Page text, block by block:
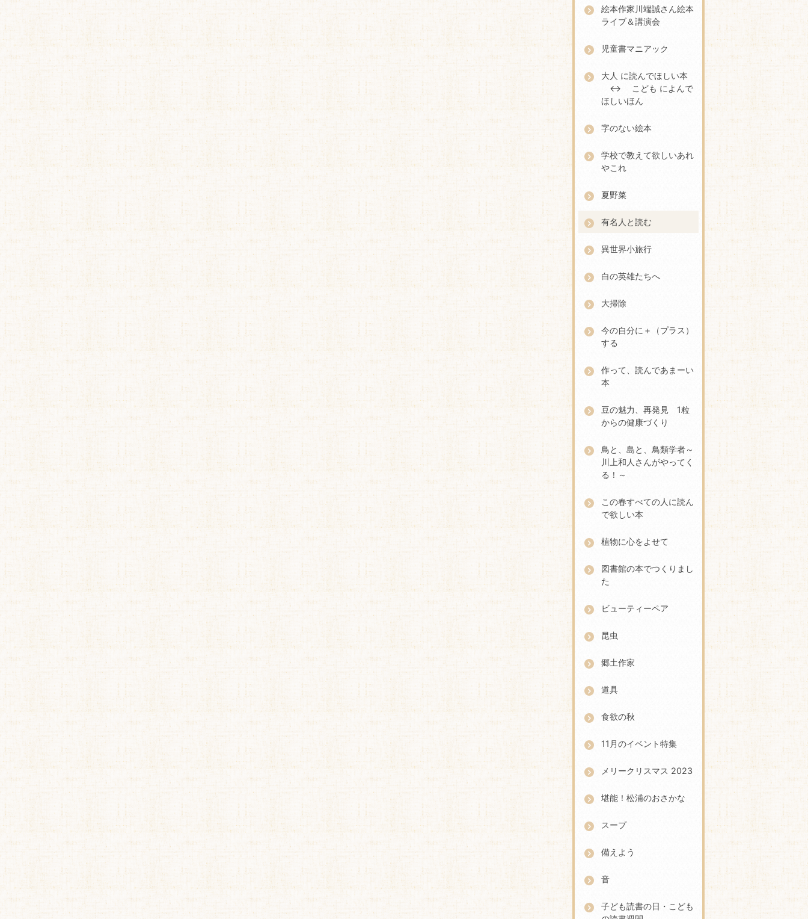
絵本作家川端誠さん絵本
ライブ＆講演会
児童書マニアック
大人 に読んでほしい本
↔ こども によんで
ほしいほん
字のない絵本
学校で教えて欲しいあれ
やこれ
夏野菜
有名人と読む
異世界小旅行
白の英雄たちへ
大掃除
今の自分に＋（プラス）
する
作って、読んであまーい
本
豆の魅力、再発見 1粒
からの健康づくり
鳥と、島と、鳥類学者～
川上和人さんがやってく
る！～
この春すべての人に読ん
で欲しい本
植物に心をよせて
図書館の本でつくりまし
た
ビューティーペア
昆虫
郷土作家
道具
食欲の秋
11月のイベント特集
メリークリスマス 2023
堪能！松浦のおさかな
スープ
備えよう
音
子ども読書の日・こども